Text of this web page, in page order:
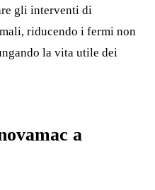
gli interventi di
riducendo i fermi non
la vita utile dei
a